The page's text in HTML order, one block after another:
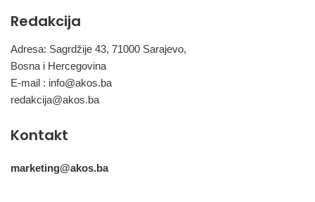
Redakcija
Adresa: Sagrdžije 43, 71000 Sarajevo,
Bosna i Hercegovina
E-mail : info@akos.ba
redakcija@akos.ba
Kontakt
marketing@akos.ba